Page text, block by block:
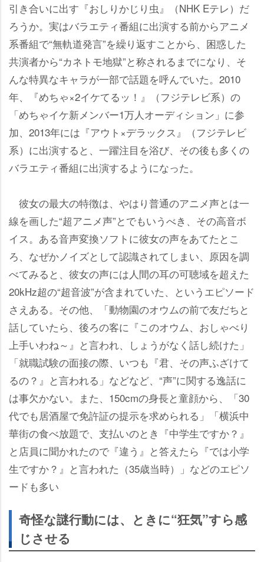
引き合いに出す『おしりかじり虫』（NHK Eテレ）だ
ろうか。実はバラエティ番組に出演する前からアニメ
系番組で“無軌道発言”を繰り返すことから、困惑した
共演者から“カネトモ地獄”と称されるまでになり、そ
んな特異なキャラが一部で話題を呼んでいた。2010
年、『めちゃ×2イケてるッ！』（フジテレビ系）の
「めちゃイケ新メンバー1万人オーディション」に参
加、2013年には『アウト×デラックス』（フジテレビ
系）に出演すると、一躍注目を浴び、その後も多くの
バラエティ番組に出演するようになった。
彼女の最大の特徴は、やはり普通のアニメ声とは一
線を画した“超アニメ声”とでもいうべき、その高音ボ
イス。ある音声変換ソフトに彼女の声をあてたとこ
ろ、なぜかノイズとして認識されてしまい、原因を調
べてみると、彼女の声には人間の耳の可聴域を超えた
20kHz超の“超音波”が含まれていた、というエピソード
さえある。その他、「動物園のオウムの前で友だちと
話していたら、後ろの客に『このオウム、おしゃべり
上手いわね～』と言われ、しょうがなく話し続けた」
「就職試験の面接の際、いつも『君、その声ふざけて
るの？』と言われる」などなど、“声”に関する逸話に
は事欠かない。また、150cmの身長と童顔から、「30
代でも居酒屋で免許証の提示を求められる」「横浜中
華街の食べ放題で、支払いのとき『中学生ですか？』
と店員に聞かれたので『違う』と答えたら『では小学
生ですか？』と言われた（35歳当時）」などのエピソ
ードも多い
奇怪な謎行動には、ときに“狂気”すら感
じさせる